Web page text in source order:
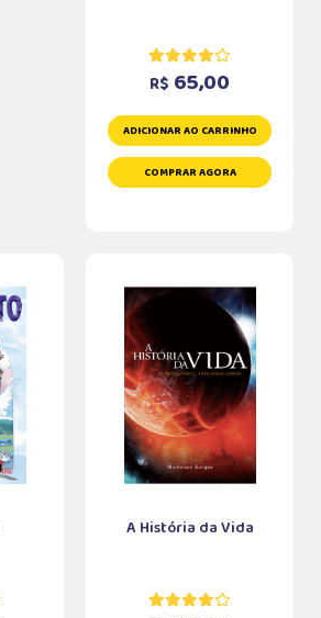
R$ 65,00
ADICIONAR AO CARRINHO
COMPRAR AGORA
A História da Vida